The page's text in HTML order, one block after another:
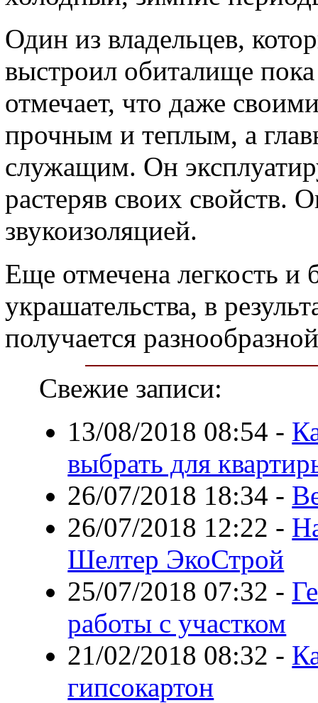
Один из владельцев,
выстроил обиталище
отмечает, что даже
прочным и теплым, а
служащим. Он
растеряв своих свойств.
звукоизоляцией.
Еще отмечена легкость и
украшательства, в
получается
Свежие записи:
13/08/2018 08:54 -
выбрать для
26/07/2018 18:34 -
26/07/2018 12:22 -
Шелтер ЭкоСтрой
25/07/2018 07:32 -
работы с участком
21/02/2018 08:32 -
гипсокартон